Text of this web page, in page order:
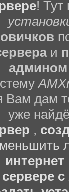
! Тут
и
админом
Вам дам
уже
,
интернет
сервере